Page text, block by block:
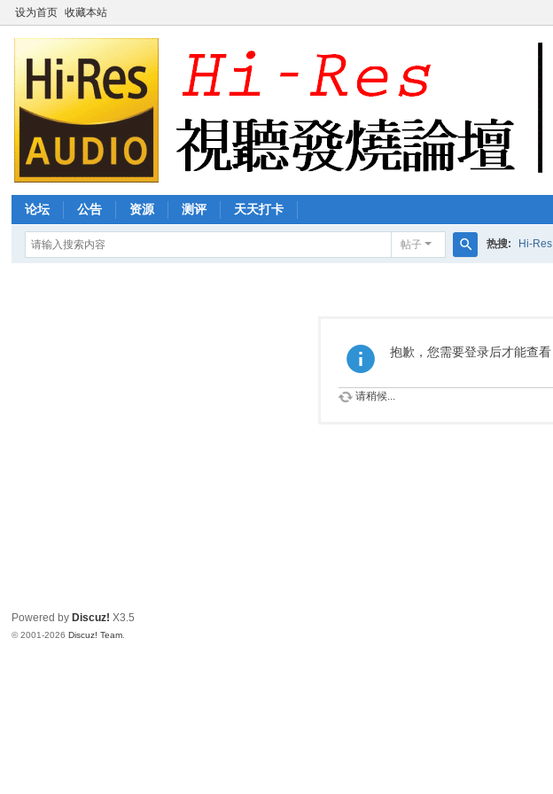
设为首页 收藏本站
论坛 公告 资源 测评 天天打卡
帖子 热搜: Hi-Res
抱歉，您需要登录后才能查看
请稍候...
Powered by Discuz! X3.5
© 2001-2026Discuz! Team